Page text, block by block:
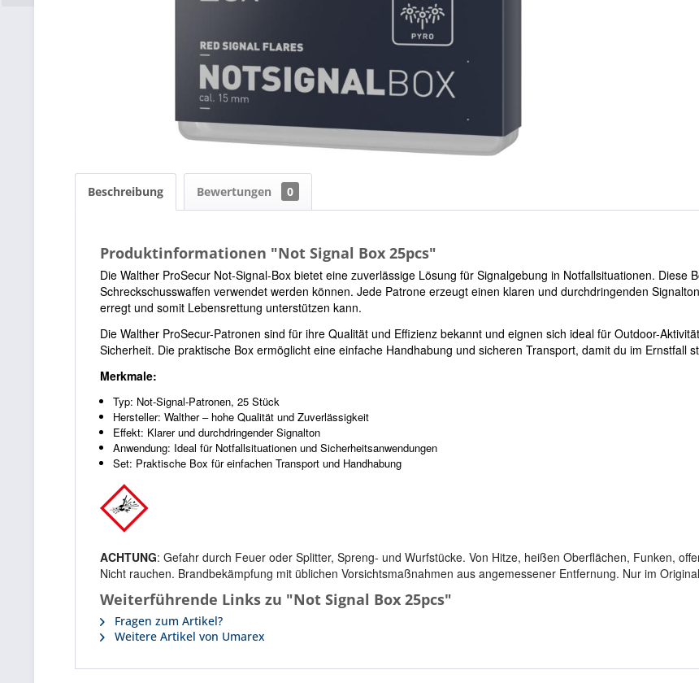
Beschreibung Bewertungen 0
Produktinformationen "Not Signal Box 25pcs"
Die Walther ProSecur Not-Signal-Box bietet eine zuverlässige Lösung für Signalgebung in Notfallsituationen. Diese
Schreckschusswaffen verwendet werden können. Jede Patrone erzeugt einen klaren und durchdringenden
erregt und somit Lebensrettung unterstützen kann.
Die Walther ProSecur-Patronen sind für ihre Qualität und Effizienz bekannt und eignen sich ideal für Outdoor-
Sicherheit. Die praktische Box ermöglicht eine einfache Handhabung und sicheren Transport, damit du im Ernstfall
Merkmale:
Typ: Not-Signal-Patronen, 25 Stück
Hersteller: Walther – hohe Qualität und Zuverlässigkeit
Effekt: Klarer und durchdringender Signalton
Anwendung: Ideal für Notfallsituationen und Sicherheitsanwendungen
Set: Praktische Box für einfachen Transport und Handhabung
ACHTUNG: Gefahr durch Feuer oder Splitter, Spreng- und Wurfstücke. Von Hitze, heißen Oberflächen, Funken,
Nicht rauchen. Brandbekämpfung mit üblichen Vorsichtsmaßnahmen aus angemessener Entfernung. Nur im
Weiterführende Links zu "Not Signal Box 25pcs"
Fragen zum Artikel?
Weitere Artikel von Umarex